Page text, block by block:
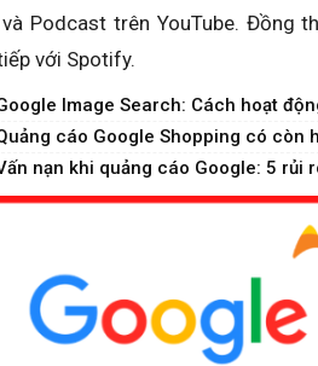
marketing
online
và Podcast trên YouTube. Đồng
với Spotify.
Image Search: Cách hoạt
cáo Google Shopping có còn
nạn khi quảng cáo Google: 5 rủi